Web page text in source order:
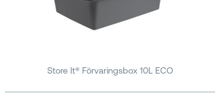
Store It® Förvaringsbox 10L ECO